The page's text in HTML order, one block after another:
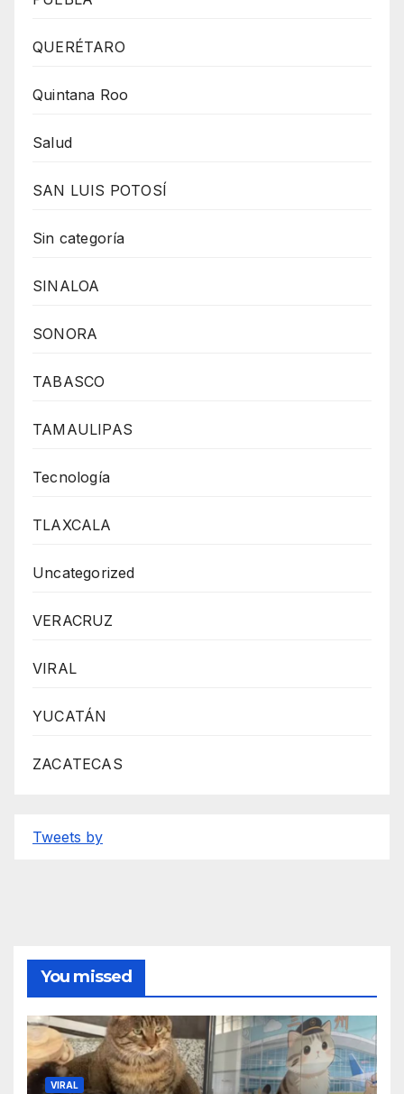
QUERÉTARO
Quintana Roo
Salud
SAN LUIS POTOSÍ
Sin categoría
SINALOA
SONORA
TABASCO
TAMAULIPAS
Tecnología
TLAXCALA
Uncategorized
VERACRUZ
VIRAL
YUCATÁN
ZACATECAS
Tweets by
You missed
VIRAL